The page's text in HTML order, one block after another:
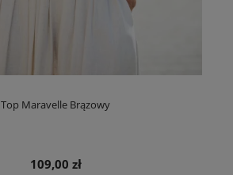
Top Maravelle Brązowy
109,00 zł